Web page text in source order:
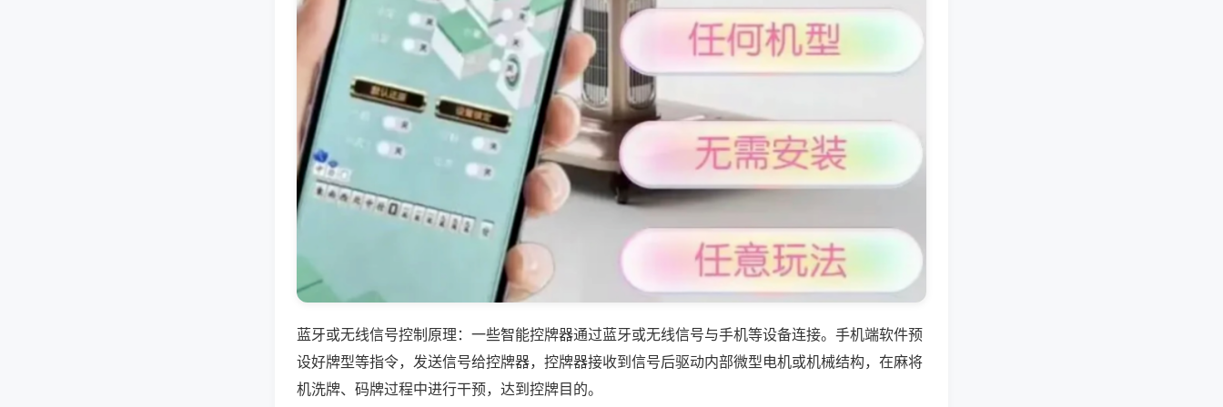
蓝牙或无线信号控制原理：一些智能控牌器通过蓝牙或无线信号与手机等设备连接。手机端软件预
设好牌型等指令，发送信号给控牌器，控牌器接收到信号后驱动内部微型电机或机械结构，在麻将
机洗牌、码牌过程中进行干预，达到控牌目的。